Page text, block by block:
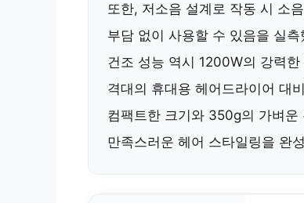
또한, 저소음 설계로 작동 시 소
부담 없이 사용할 수 있음을 실측
건조 성능 역시 1200W의 강력
격대의 휴대용 헤어드라이어 대비
컴팩트한 크기와 350g의 가벼운
만족스러운 헤어 스타일링을 완